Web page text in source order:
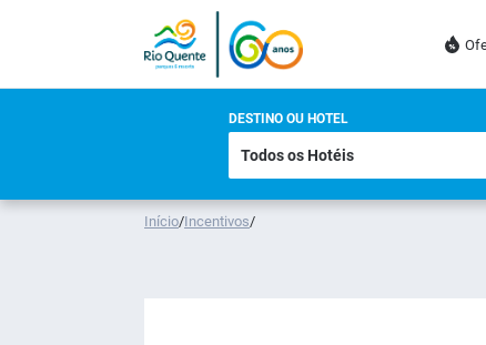
DESTINO OU HOTEL
Início/Incentivos/